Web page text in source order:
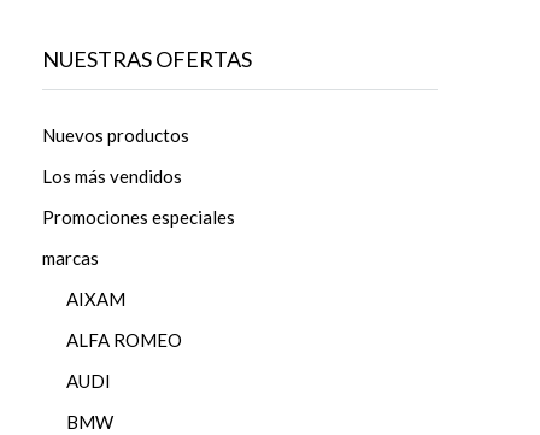
NUESTRAS OFERTAS
Nuevos productos
Los más vendidos
Promociones especiales
marcas
AIXAM
ALFA ROMEO
AUDI
BMW